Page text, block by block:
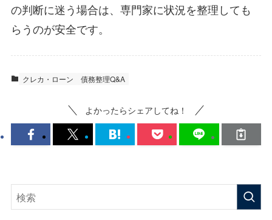
の判断に迷う場合は、専門家に状況を整理しても
らうのが安全です。
クレカ・ローン 債務整理Q&A
よかったらシェアしてね！